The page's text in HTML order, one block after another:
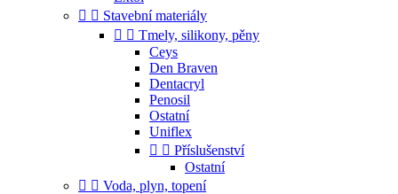
  Stavební materiály
  Tmely, silikony, pěny
Ceys
Den Braven
Dentacryl
Penosil
Ostatní
Uniflex
  Příslušenství
Ostatní
  Voda, plyn, topení